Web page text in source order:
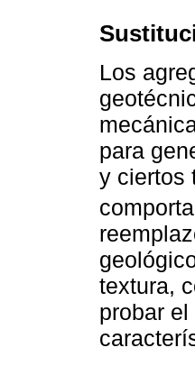
Los
para
y ciertos
textura,
probar